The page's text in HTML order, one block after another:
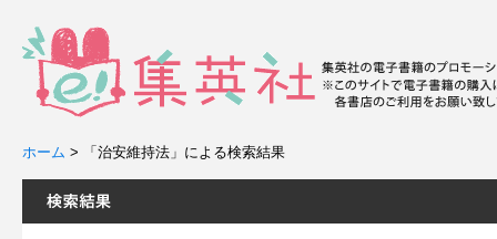
ホーム > 「治安維持法」による検索結果